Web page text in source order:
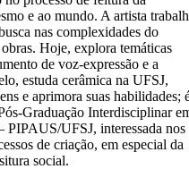
e ao mundo. A artista
nas complexidades do
Hoje, explora temáticas
de voz-expressão e a
estuda cerâmica na UFSJ,
e aprimora suas habilidades;
Graduação Interdisciplinar
PIPAUS/UFSJ, interessada nos
de criação, em especial da
social.